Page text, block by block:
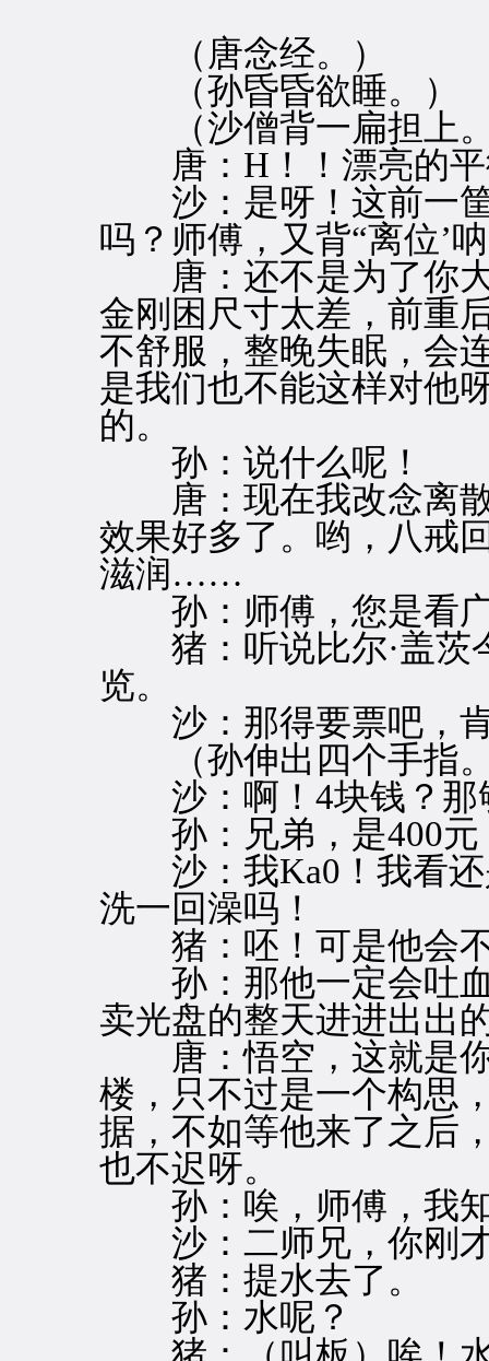
（唐念经。）
（孙昏昏欲睡。）
（沙僧背一扁担上
唐：H！！漂亮的
沙：是呀！这前一筐
吗？师傅，又背“离位’
唐：还不是为了你大
金刚困尺寸太差，前重
不舒服，整晚失眠，会
是我们也不能这样对他
的。
孙：说什么呢！
唐：现在我改念离散
效果好多了。哟，八戒
滋润……
孙：师傅，您是看广
猪：听说比尔·盖茨
览。
沙：那得要票吧，肯
（孙伸出四个手指
沙：啊！4块钱？那
孙：兄弟，是400元
沙：我Ka0！我看还
洗一回澡吗！
猪：呸！可是他会不
孙：那他一定会吐血
卖光盘的整天进进出出
唐：悟空，这就是你
楼，只不过是一个构思
据，不如等他来了之后
也不迟呀。
孙：唉，师傅，我
沙：二师兄，你刚才
猪：提水去了。
孙：水呢？